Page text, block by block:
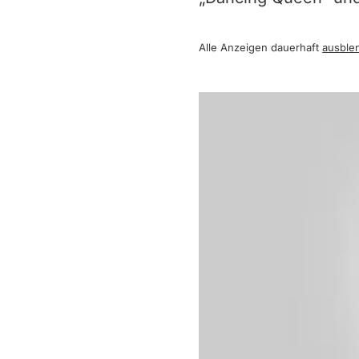
Alle Anzeigen dauerhaft